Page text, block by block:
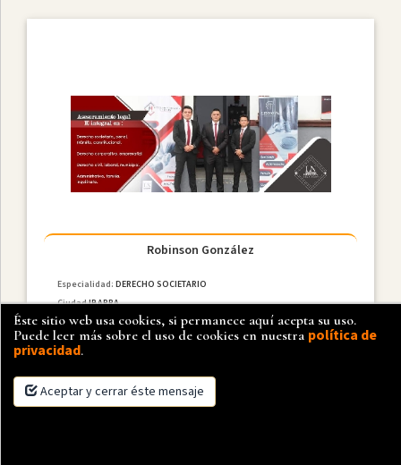
Robinson González
Especialidad:DERECHO SOCIETARIO
CiudadIBARRA
Éste sitio web usa cookies, si permanece aquí acepta su uso.
Puede leer más sobre el uso de cookies en nuestra política de
privacidad.
Aceptar y cerrar éste mensaje